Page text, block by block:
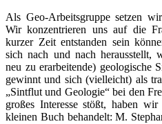
Als Geo-Arbeitsgruppe setzen
Wir konzentrieren uns auf die
kurzer Zeit entstanden sein
sich nach und nach herausstellt,
neu zu erarbeitende) geologische
gewinnt und sich (vielleicht) als
„Sintflut und Geologie“ bei den
großes Interesse stößt, haben
kleinen Buch behandelt: M.